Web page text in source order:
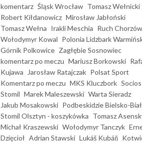
komentarz Śląsk Wrocław Tomasz Wełnicki
Robert Kiłdanowicz Mirosław Jabłoński
Tomasz Wełna Irakli Meschia Ruch Chorzów
Wołodymyr Kowal Polonia Lidzbark
Górnik Polkowice Zagłębie Sosnowiec
komentarz po meczu Mariusz Borkowski
Kujawa
Jarosław Ratajczak Polsat Sport
Komentarz po meczu MKS Kluczbork Socios
Stomil Marek Maleszewski Warta Sieradz
Jakub Mosakowski Podbeskidzie Bielsko-
Stomil Olsztyn - koszykówka Tomasz
Michał Kraszewski Wołodymyr Tanczyk
Dzięcioł Adrian Stawski Lukáš Kubáň